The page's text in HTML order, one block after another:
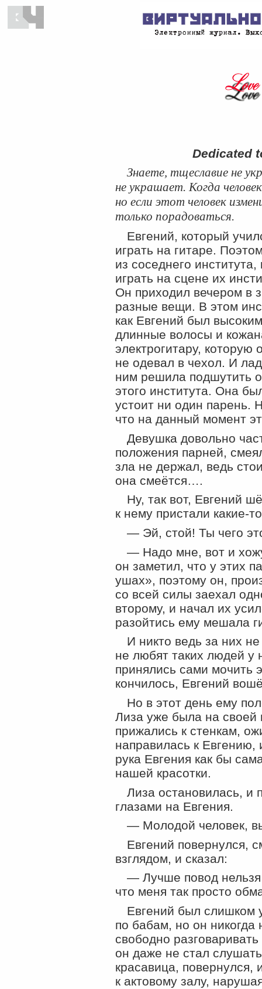
Dedicated
Знаете, тщеславие не
не украшает. Когда
но если этот человек
только порадоваться.
Евгений, который
играть на гитаре.
из соседнего
играть на сцене их
Он приходил вечером в
разные вещи. В этом
как Евгений был
длинные волосы и
электрогитару, которую
не одевал в чехол. И
ним решила подшутить
этого института. Она
устоит ни один парень.
что на данный момент
Девушка довольно
положения парней,
зла не держал, ведь
она смеётся….
Ну, так вот, Евгений
к нему пристали какие-то
— Эй, стой! Ты чего
— Надо мне, вот и
он заметил, что у этих
ушах», поэтому он,
со всей силы заехал
второму, и начал их
разойтись ему мешала
И никто ведь за них
не любят таких людей у
принялись сами мочить
кончилось, Евгений
Но в этот день ему
Лиза уже была на своей
прижались к стенкам,
направилась к Евгению,
рука Евгения как бы
нашей красотки.
Лиза остановилась, и
глазами на Евгения.
— Молодой человек,
Евгений повернулся,
взглядом, и сказал:
— Лучше повод
что меня так просто
Евгений был слишком
по бабам, но он
свободно
он даже не стал
красавица,
к актовому залу,